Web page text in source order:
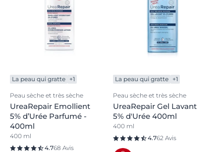
La peau qui gratte +1
Peau sèche et très sèche
UreaRepair Emollient
5% d’Urée Parfumé -
400ml
400 ml
4.768 Avis
La peau qui gratte +1
Peau sèche et très sèche
UreaRepair Gel Lavant
5% d'Urée 400ml
400 ml
4.762 Avis